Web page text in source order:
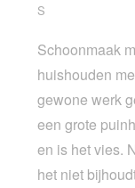
S
Schoonmaak
huishouden
gewone werk
een grote
en is het vies.
het niet